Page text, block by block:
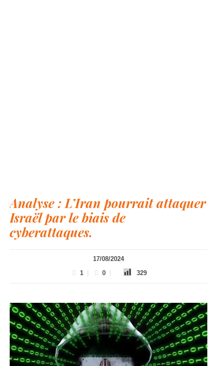
Analyse : L’Iran pourrait attaquer
Israël par le biais de
cyberattaques.
17/08/2024
1
0 329